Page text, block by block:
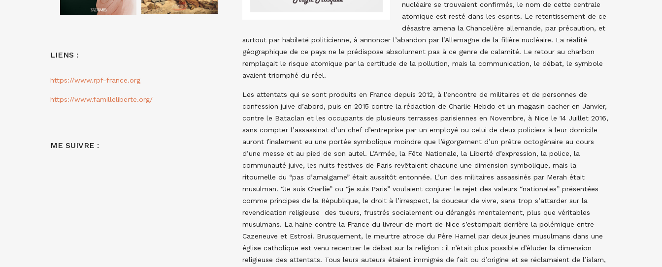
nucléaire se trouvaient confirmés, le nom de cette centrale
atomique est resté dans les esprits. Le retentissement de ce
désastre amena la Chancelière allemande, par précaution, et
surtout par habileté politicienne, à annoncer l’abandon par l’Allemagne de la filière nucléaire. La réalité
géographique de ce pays ne le prédispose absolument pas à ce genre de calamité. Le retour au charbon
remplaçait le risque atomique par la certitude de la pollution, mais la communication, le débat, le symbole
avaient triomphé du réel.
Les attentats qui se sont produits en France depuis 2012, à l’encontre de militaires et de personnes de
confession juive d’abord, puis en 2015 contre la rédaction de Charlie Hebdo et un magasin cacher en Janvier,
contre le Bataclan et les occupants de plusieurs terrasses parisiennes en Novembre, à Nice le 14 Juillet 2016,
sans compter l’assassinat d’un chef d’entreprise par un employé ou celui de deux policiers à leur domicile
auront finalement eu une portée symbolique moindre que l’égorgement d’un prêtre octogénaire au cours
d’une messe et au pied de son autel. L’Armée, la Fête Nationale, la Liberté d’expression, la police, la
communauté juive, les nuits festives de Paris revêtaient chacune une dimension symbolique, mais la
ritournelle du “pas d’amalgame” était aussitôt entonnée. L’un des militaires assassinés par Merah était
musulman. “Je suis Charlie” ou “je suis Paris” voulaient conjurer le rejet des valeurs “nationales” présentées
comme principes de la République, le droit à l’irrespect, la douceur de vivre, sans trop s’attarder sur la
revendication religieuse des tueurs, frustrés socialement ou dérangés mentalement, plus que véritables
musulmans. La haine contre la France du livreur de mort de Nice s’estompait derrière la polémique entre
Cazeneuve et Estrosi. Brusquement, le meurtre atroce du Père Hamel par deux jeunes musulmans dans une
église catholique est venu recentrer le débat sur la religion : il n’était plus possible d’éluder la dimension
religieuse des attentats. Tous leurs auteurs étaient immigrés de fait ou d’origine et se réclamaient de l’islam,
LIENS :
https://www.rpf-france.org
https://www.familleliberte.org/
ME SUIVRE :